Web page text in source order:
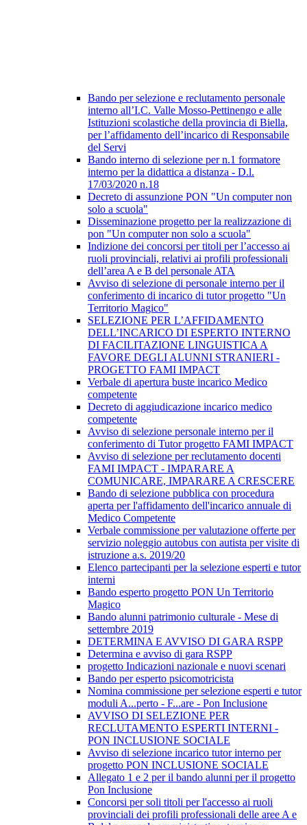
Bando per selezione e reclutamento personale
interno all’I.C. Valle Mosso-Pettinengo e alle
Istituzioni scolastiche della provincia di Biella,
per l’affidamento dell’incarico di Responsabile
del Servi
Bando interno di selezione per n.1 formatore
interno per la didattica a distanza - D.l.
17/03/2020 n.18
Decreto di assunzione PON "Un computer non
solo a scuola"
Disseminazione progetto per la realizzazione di
pon "Un computer non solo a scuola"
Indizione dei concorsi per titoli per l’accesso ai
ruoli provinciali, relativi ai profili professionali
dell’area A e B del personale ATA
Avviso di selezione di personale interno per il
conferimento di incarico di tutor progetto "Un
Territorio Magico"
SELEZIONE PER L’AFFIDAMENTO
DELL’INCARICO DI ESPERTO INTERNO
DI FACILITAZIONE LINGUISTICA A
FAVORE DEGLI ALUNNI STRANIERI -
PROGETTO FAMI IMPACT
Verbale di apertura buste incarico Medico
competente
Decreto di aggiudicazione incarico medico
competente
Avviso di selezione personale interno per il
conferimento di Tutor progetto FAMI IMPACT
Avviso di selezione per reclutamento docenti
FAMI IMPACT - IMPARARE A
COMUNICARE, IMPARARE A CRESCERE
Bando di selezione pubblica con procedura
aperta per l'affidamento dell'incarico annuale di
Medico Competente
Verbale commissione per valutazione offerte per
servizio noleggio autobus con autista per visite di
istruzione a.s. 2019/20
Elenco partecipanti per la selezione esperti e tutor
interni
Bando esperto progetto PON Un Territorio
Magico
Bando alunni patrimonio culturale - Mese di
settembre 2019
DETERMINA E AVVISO DI GARA RSPP
Determina e avviso di gara RSPP
progetto Indicazioni nazionale e nuovi scenari
Bando per esperto psicomotricista
Nomina commissione per selezione esperti e tutor
moduli A...perto - F...are - Pon Inclusione
AVVISO DI SELEZIONE PER
RECLUTAMENTO ESPERTI INTERNI -
PON INCLUSIONE SOCIALE
Avviso di selezione incarico tutor interno per
progetto PON INCLUSIONE SOCIALE
Allegato 1 e 2 per il bando alunni per il progetto
Pon Inclusione
Concorsi per soli titoli per l'accesso ai ruoli
provinciali dei profili professionali delle aree A e